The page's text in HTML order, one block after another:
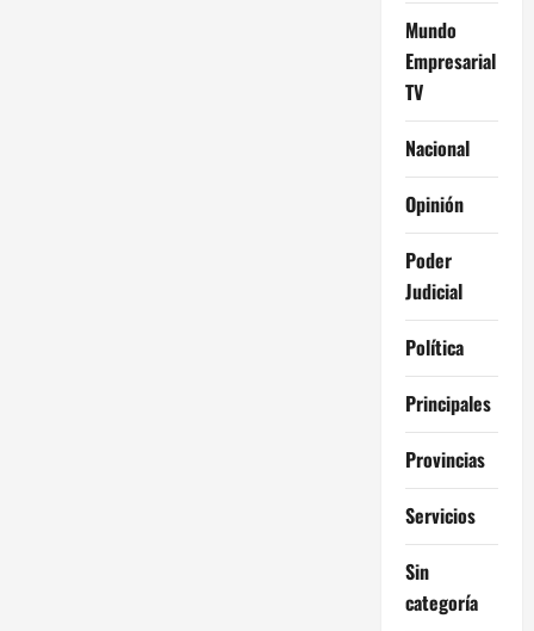
Mundo
Empresarial
TV
Nacional
Opinión
Poder
Judicial
Política
Principales
Provincias
Servicios
Sin
categoría